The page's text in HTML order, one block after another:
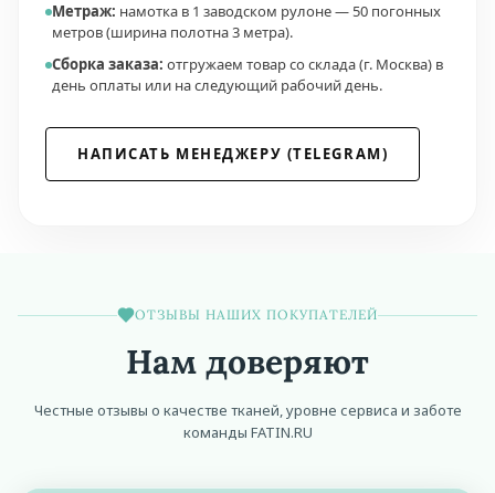
Метраж: намотка в 1 заводском рулоне — 50 погонных
метров (ширина полотна 3 метра).
Сборка заказа: отгружаем товар со склада (г. Москва) в
день оплаты или на следующий рабочий день.
НАПИСАТЬ МЕНЕДЖЕРУ (TELEGRAM)
ОТЗЫВЫ НАШИХ ПОКУПАТЕЛЕЙ
Нам доверяют
Честные отзывы о качестве тканей, уровне сервиса и заботе
команды FATIN.RU